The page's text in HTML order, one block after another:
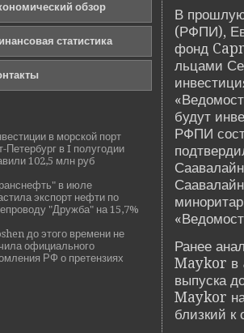
обзор
статистика
в морской порт
Петербург в I полугодии
102,5 млн руб
в июле
экспорт нефти по
"Дружба" на 15,7%
до этого времени не
официального
РФ о претензиях
В
(РФПИ),
фонд
льцами
будут
РФПИ
Ранее
Maykor в
выпуска
Maykor на
близкий к